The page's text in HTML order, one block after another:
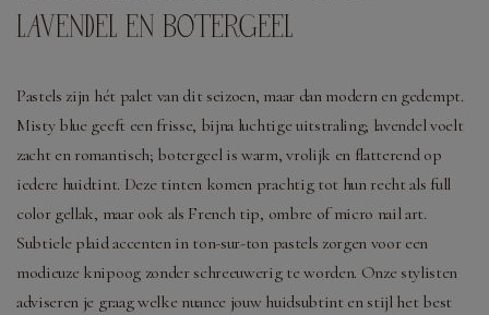
LAVENDEL EN BOTERGEEL
Pastels zijn hét palet van dit seizoen, maar dan modern en gedempt.
Misty blue geeft een frisse, bijna luchtige uitstraling; lavendel voelt
zacht en romantisch; botergeel is warm, vrolijk en flatterend op
iedere huidtint. Deze tinten komen prachtig tot hun recht als full
color gellak, maar ook als French tip, ombre of micro nail art.
Subtiele plaid accenten in ton-sur-ton pastels zorgen voor een
modieuze knipoog zonder schreeuwerig te worden. Onze stylisten
adviseren je graag welke nuance jouw huidsubtint en stijl het best